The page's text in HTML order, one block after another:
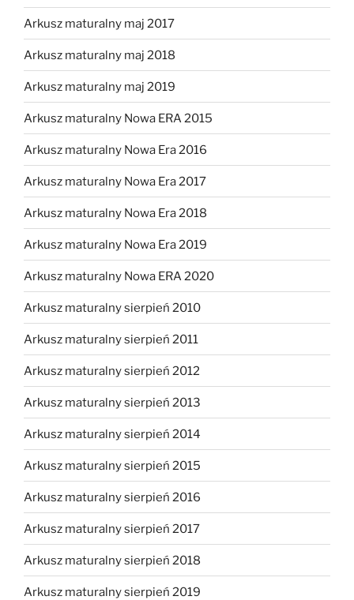
Arkusz maturalny maj 2017
Arkusz maturalny maj 2018
Arkusz maturalny maj 2019
Arkusz maturalny Nowa ERA 2015
Arkusz maturalny Nowa Era 2016
Arkusz maturalny Nowa Era 2017
Arkusz maturalny Nowa Era 2018
Arkusz maturalny Nowa Era 2019
Arkusz maturalny Nowa ERA 2020
Arkusz maturalny sierpień 2010
Arkusz maturalny sierpień 2011
Arkusz maturalny sierpień 2012
Arkusz maturalny sierpień 2013
Arkusz maturalny sierpień 2014
Arkusz maturalny sierpień 2015
Arkusz maturalny sierpień 2016
Arkusz maturalny sierpień 2017
Arkusz maturalny sierpień 2018
Arkusz maturalny sierpień 2019